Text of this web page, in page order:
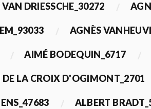
DRIESSCHE_30272
AGNÈS
AIMÉ BODEQUIN_6717
LA CROIX D'OGIMONT_2701
ALBERT